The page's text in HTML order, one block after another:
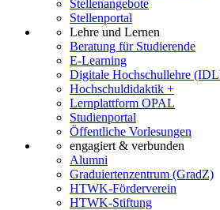
Stellenangebote
Stellenportal
Lehre und Lernen
Beratung für Studierende
E-Learning
Digitale Hochschullehre
Hochschuldidaktik +
Lernplattform OPAL
Studienportal
Öffentliche Vorlesungen
engagiert & verbunden
Alumni
Graduiertenzentrum (GradZ)
HTWK-Förderverein
HTWK-Stiftung